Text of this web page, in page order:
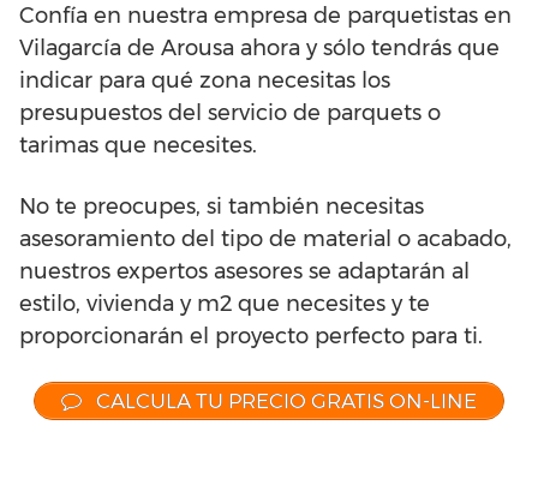
Confía en nuestra empresa de parquetistas en
Vilagarcía de Arousa ahora y sólo tendrás que
indicar para qué zona necesitas los
presupuestos del servicio de parquets o
tarimas que necesites.
No te preocupes, si también necesitas
asesoramiento del tipo de material o acabado,
nuestros expertos asesores se adaptarán al
estilo, vivienda y m2 que necesites y te
proporcionarán el proyecto perfecto para ti.
CALCULA TU PRECIO GRATIS ON-LINE